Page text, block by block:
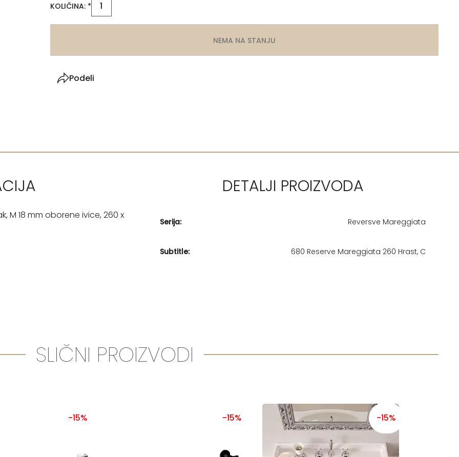
KOLIČINA: *
NEMA NA STANJU
Podeli
M 18 mm oborene ivice, 260 x
DETALJI PROIZVODA
Serija: Reversve Mareggiata
Subtitle: 680 Reserve Mareggiata 260 Hrast, C
SLIČNI PROIZVODI
-15% -15% -15%